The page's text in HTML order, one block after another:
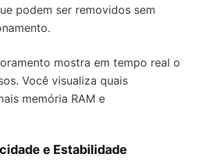
podem ser removidos sem
mostra em tempo real o
Você visualiza quais
memória RAM e
e Estabilidade